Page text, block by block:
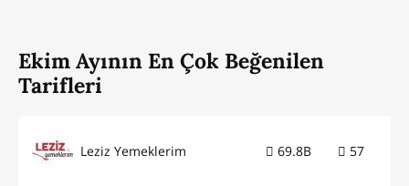
Ekim Ayının En Çok Beğenilen
Tarifleri
Leziz Yemeklerim 69.8B 57